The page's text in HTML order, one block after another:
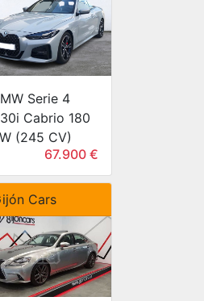
Serie 4
Cabrio 180
(245 CV)
67.900 €
Cars